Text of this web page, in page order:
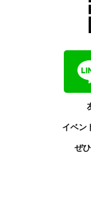
イベン
ぜ